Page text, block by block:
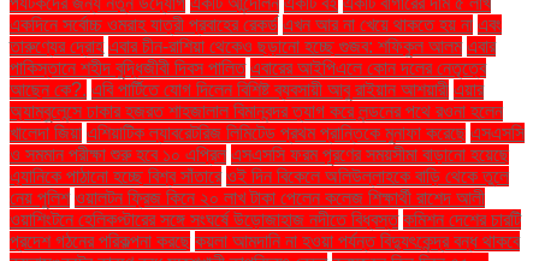
একদিনে সর্বোচ্চ ওমরাহ যাত্রী প্রবাহের রেকর্ড এখন আর না খেয়ে থাকতে হয় না এবং
তারুণ্যের দ্রোহ এবার চীন-রাশিয়া থেকেও ছড়ানো হচ্ছে গুজব: শফিকুল আলম এবার
পাকিস্তানে শহীদ বুদ্ধিজীবী দিবস পালিত এবারের আইপিএলে কোন দলের নেতৃত্বে
আছেন কে?. এবি পার্টিতে যোগ দিলেন বিশিষ্ট ব্যবসায়ী আবু রাইয়ান আশয়ারী এয়ার
অ্যাম্বুলেন্সে ঢাকার হজরত শাহজালাল বিমানবন্দর ত্যাগ করে লন্ডনের পথে রওনা হলেন
খালেদা জিয়া এশিয়াটিক ল্যাবরেটরিজ লিমিটেড প্রথম প্রান্তিকে মুনাফা করেছে এসএসসি
ও সমমান পরীক্ষা শুরু হবে ১০ এপ্রিল এসএসসি ফরম পূরণের সময়সীমা বাড়ানো হয়েছে
এ্যানিকে পাঠানো হচ্ছে বিশ্ব সাঁতারে ওই দিন বিকেলে অলিউল্লাহকে বাড়ি থেকে তুলে
নেয় পুলিশ ওয়ালটন ফ্রিজ কিনে ২০ লাখ টাকা পেলেন কলেজ শিক্ষার্থী রাশেদ আলী
ওয়াশিংটনে হেলিকপ্টারের সঙ্গে সংঘর্ষে উড়োজাহাজ নদীতে বিধ্বস্ত কমিশন দেশের চারটি
প্রদেশ গঠনের পরিকল্পনা করছে কয়লা আমদানি না হওয়া পর্যন্ত বিদ্যুৎকেন্দ্র বন্ধ থাকবে